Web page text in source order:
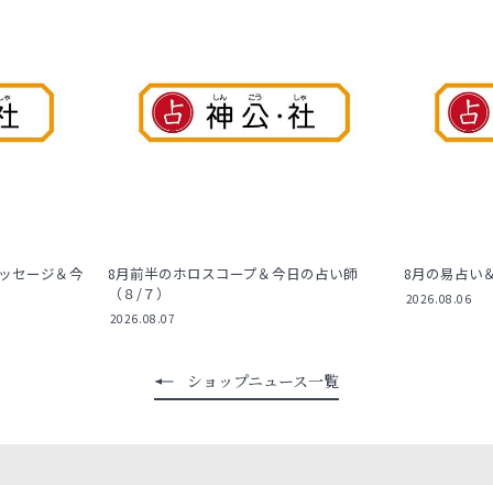
セージ＆今
8月前半のホロスコープ＆今日の占い師
（８/７）
2026.08.07
8月の易占い
2026.08.06
ショップニュース一覧